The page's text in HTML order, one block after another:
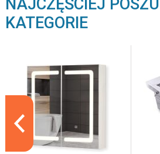
NAJCZĘŚCIEJ
KATEGORIE